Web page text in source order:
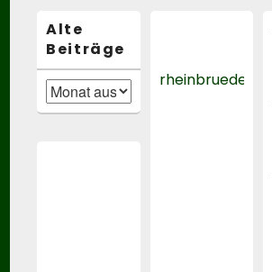
Alte
Beiträge
Alte
Beiträge